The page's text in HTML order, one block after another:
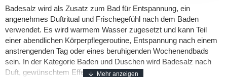
Badesalz wird als Zusatz zum Bad für Entspannung, ein
angenehmes Duftritual und Frischegefühl nach dem Baden
verwendet. Es wird warmem Wasser zugesetzt und kann Teil
einer abendlichen Körperpflegeroutine, Entspannung nach einem
anstrengenden Tag oder eines beruhigenden Wochenendbads
sein. In der Kategorie Baden und Duschen wird Badesalz nach
Duft, gewünschtem Effekt, Hauttyp und